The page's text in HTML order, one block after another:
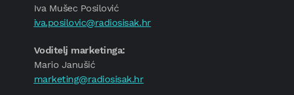
Iva Mušec Posilović
iva.posilovic@radiosisak.hr
Voditelj marketinga:
Mario Janušić
marketing@radiosisak.hr